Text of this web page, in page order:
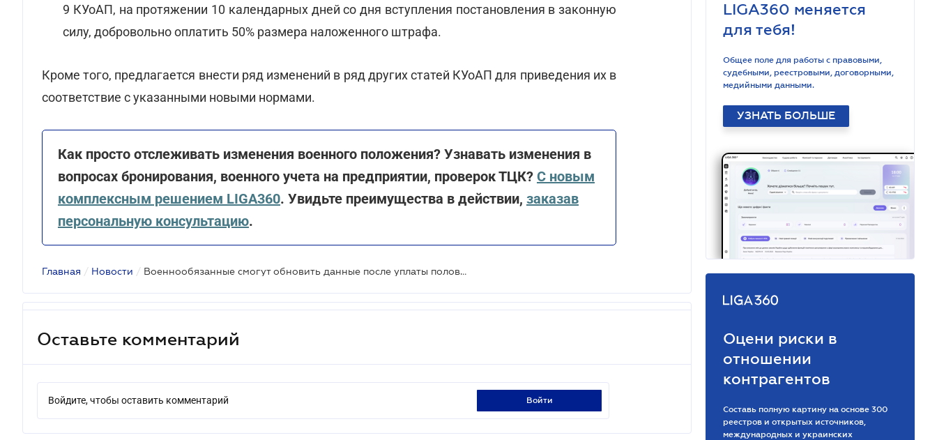
9 КУоАП, на протяжении 10 календарных дней со дня вступления постановления в законную
силу, добровольно оплатить 50% размера наложенного штрафа.
Кроме того, предлагается внести ряд изменений в ряд других статей КУоАП для приведения их в
соответствие с указанными новыми нормами.
Как просто отслеживать изменения военного положения? Узнавать изменения в
вопросах бронирования, военного учета на предприятии, проверок ТЦК? С новым
комплексным решением LIGA360. Увидьте преимущества в действии, заказав
персональную консультацию.
Главная / Новости / Военнообязанные смогут обновить данные после уплаты половины штрафа - проект прошел первое чтение
Оставьте комментарий
Войдите, чтобы оставить комментарий войти
LIGA360 меняется
для тебя!
Общее поле для работы с правовыми,
судебными, реестровыми, договорными,
медийными данными.
УЗНАТЬ БОЛЬШЕ
Оцени риски в
отношении
контрагентов
Составь полную картину на основе 300
реестров и открытых источников,
международных и украинских